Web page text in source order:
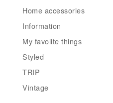
Home accessories
Information
My favolite things
Styled
TRIP
Vintage